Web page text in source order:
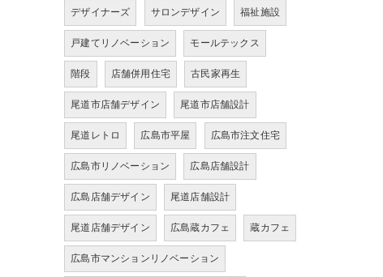
デザイナーズ サロンデザイン 福祉施設
戸建てリノベーション モールテックス
階段 店舗併用住宅 古民家再生
尾道市店舗デザイン 尾道市店舗設計
尾道レトロ 広島市平屋 広島市注文住宅
広島市リノベーション 広島店舗設計
広島店舗デザイン 尾道店舗設計
尾道店舗デザイン 広島蔵カフェ 蔵カフェ
広島市マンションリノベーション